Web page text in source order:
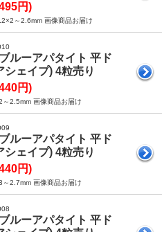
円)
～2.6mm 画像商品お届け
ルーアパタイト 平ド
シェイプ) 4粒売り
円)
2.5mm 画像商品お届け
ルーアパタイト 平ド
シェイプ) 4粒売り
円)
2.7mm 画像商品お届け
ルーアパタイト 平ド